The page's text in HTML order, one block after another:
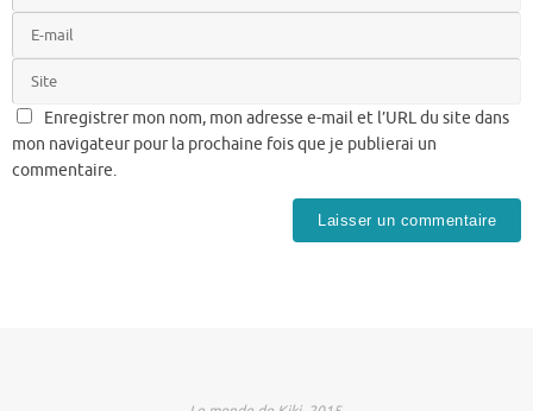
Enregistrer mon nom, mon adresse e-mail et l’URL du site dans
mon navigateur pour la prochaine fois que je publierai un
commentaire.